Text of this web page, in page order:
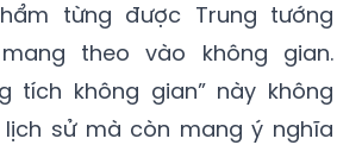
từng được Trung tướng
theo vào không gian.
tích không gian” này không
sử mà còn mang ý nghĩa